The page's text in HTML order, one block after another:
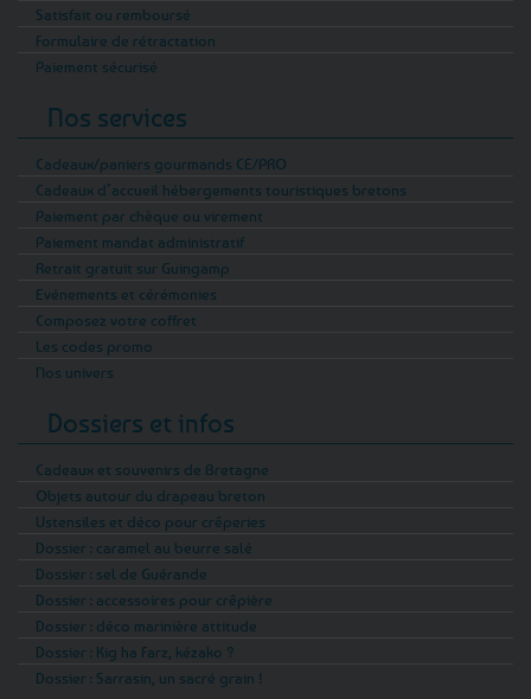
dans toutes vos escapades.
Enfin, parce que l’été breton se partage aussi
cette collection des accessoires et
décorations inspirés de la mer et de la culture
celte : drapeaux bretons, autocollants,
ustensiles de cuisine aux motifs marins, ou
encore verres et accessoires pour vos
moments conviviaux.
Que vous recherchiez un cadeau qui évoque
l’air salé et les longues balades, des plaisirs
gourmands pour régaler vos invités, une
boisson fraîche à siroter au soleil ou un
accessoire pratique pour l’été, notre sélection
Été / Hañv a été pensée pour prolonger les
sourires et les souvenirs de vacances.
👉 Savourez l’été à la bretonne, laissez-vous
emporter par les saveurs, les textures et les
ambiances qui font de Hañv une saison à part.
Satisfait ou remboursé
Formulaire de rétractation
Paiement sécurisé
Nos services
Cadeaux/paniers gourmands CE/PRO
Cadeaux d’accueil hébergements touristiques bretons
Paiement par chèque ou virement
Paiement mandat administratif
Retrait gratuit sur Guingamp
Evénements et cérémonies
Composez votre coffret
Les codes promo
Nos univers
Dossiers et infos
Cadeaux et souvenirs de Bretagne
Objets autour du drapeau breton
Ustensiles et déco pour crêperies
Dossier : caramel au beurre salé
Dossier : sel de Guérande
Dossier : accessoires pour crêpière
Dossier : déco marinière attitude
Dossier : Kig ha Farz, kézako ?
Dossier : Sarrasin, un sacré grain !